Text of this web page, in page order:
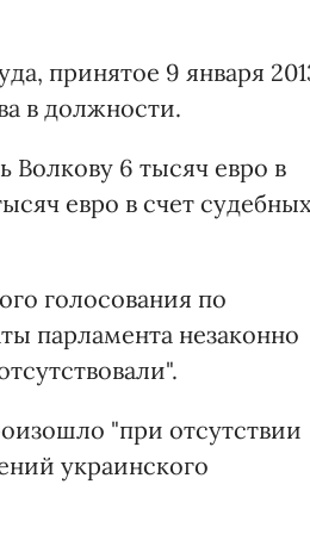
принятое 9 января
в должности.
6 тысяч евро в
евро в счет
голосования по
парламента незаконно
"при отсутствии
украинского